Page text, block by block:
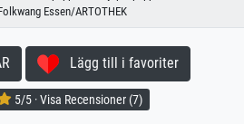
Essen/ARTOTHEK
Lägg till i favoriter
5/5 · Visa Recensioner (7)